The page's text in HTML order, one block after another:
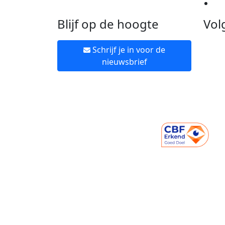
Blijf op de hoogte
Schrijf je in voor de
nieuwsbrief